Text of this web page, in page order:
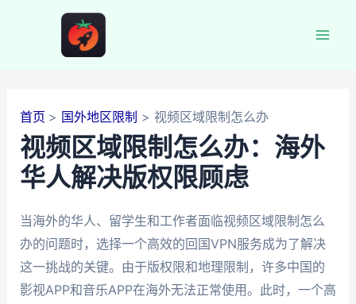
首页 国外地区限制 视频区域限制怎么办
视频区域限制怎么办：海外
华人解决版权限顾虑
当海外的华人、留学生和工作者面临视频区域限制怎么
办的问题时，选择一个高效的回国VPN服务成为了解决
这一挑战的关键。由于版权限和地理限制，许多中国的
影视APP和音乐APP在海外无法正常使用。此时，一个高